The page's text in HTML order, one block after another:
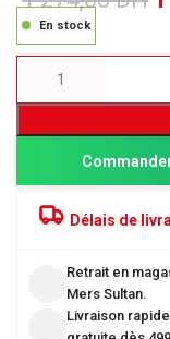
En stock
Délais de
Retrait en
Mers Sultan.
Livraison